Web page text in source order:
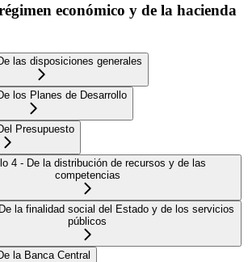
económico y de la hacienda
las disposiciones generales
los Planes de Desarrollo
Presupuesto
4 - De la distribución de recursos y de las
competencias
la finalidad social del Estado y de los servicios
públicos
la Banca Central